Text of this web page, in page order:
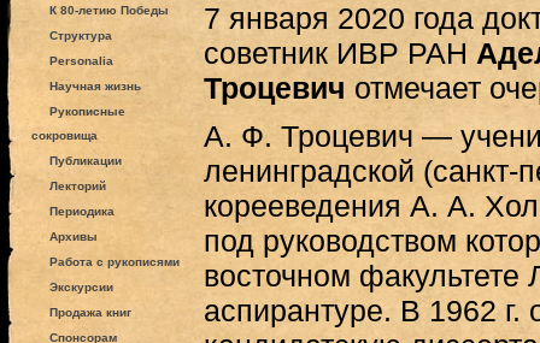
К 80-летию Победы
Структура
Personalia
Научная жизнь
Рукописные
сокровища
Публикации
Лекторий
Периодика
Архивы
Работа с рукописями
Экскурсии
Продажа книг
Спонсорам
7 января 2020 года
советник ИВР РАН
Троцевич отмечает
А. Ф. Троцевич —
ленинградской (санкт-
корееведения А. А.
под руководством
восточном факультете
аспирантуре. В 1962 г.